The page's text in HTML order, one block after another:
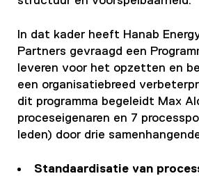
In dat kader heeft Hanab
Partners gevraagd een
leveren voor het opzetten en
een organisatiebreed
dit programma begeleidt Max
proceseigenaren en 7
leden) door drie
Standaardisatie van